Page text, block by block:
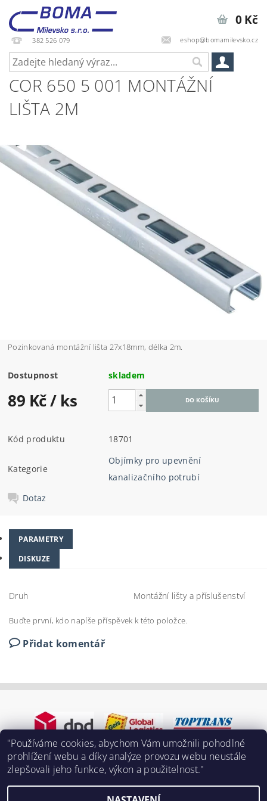
382 526 079 eshop@bomamilevsko.cz
0 Kč
COR 650 5 001 MONTÁŽNÍ
LIŠTA 2M
Pozinkovaná montážní lišta 27x18mm, délka 2m.
Dostupnost skladem
89 Kč/ ks
Kód produktu 18701
Kategorie
Objímky pro upevnění
kanalizačního potrubí
Dotaz
PARAMETRY
DISKUZE
Druh Montážní lišty a příslušenství
Buďte první, kdo napíše příspěvek k této položce.
Přidat komentář
"Používáme cookies, abychom Vám umožnili pohodlné
prohlížení webu a díky analýze provozu webu neustále
zlepšovali jeho funkce, výkon a použitelnost."